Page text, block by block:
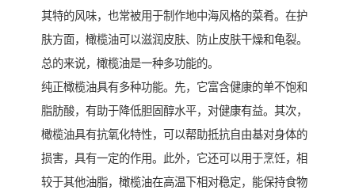
其特的风味，也常被用于制作地中海风格的菜肴。在护
肤方面，橄榄油可以滋润皮肤、防止皮肤干燥和龟裂。
总的来说，橄榄油是一种多功能的。
纯正橄榄油具有多种功能。先，它富含健康的单不饱和
脂肪酸，有助于降低胆固醇水平，对健康有益。其次，
橄榄油具有抗氧化特性，可以帮助抵抗自由基对身体的
损害，具有一定的作用。此外，它还可以用于烹饪，相
较于其他油脂，橄榄油在高温下相对稳定，能保持食物